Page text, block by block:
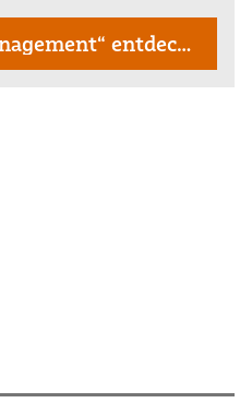
Modul „Prozessmanagement“ entdecken